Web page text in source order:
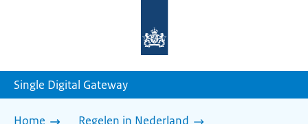
homepage
Single Digital Gateway
Home
Regelen in Nederland